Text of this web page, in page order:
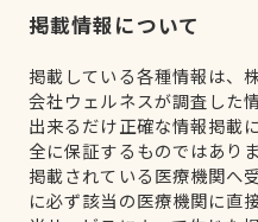
掲載情報について
掲載している各種情報は、
会社ウェルネスが調査した
出来るだけ正確な情報掲載
全に保証するものではありま
掲載されている医療機関へ
に必ず該当の医療機関に直